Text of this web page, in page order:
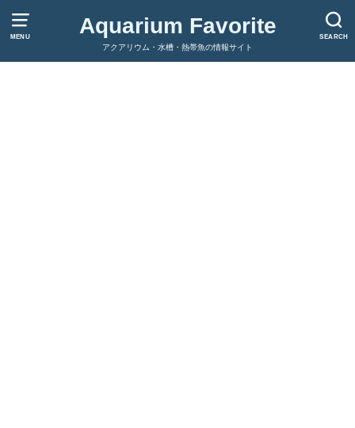
MENU SEARCH
Aquarium Favorite
アクアリウム・水槽・熱帯魚の情報サイト